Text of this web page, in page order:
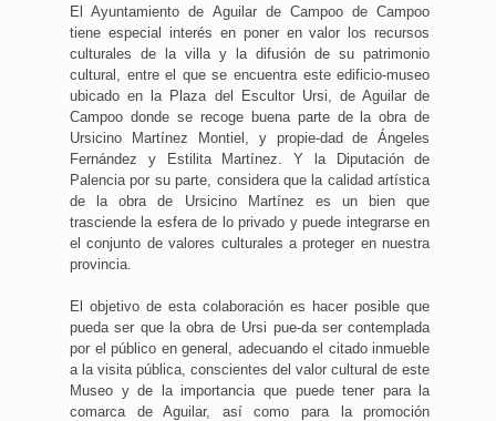
El Ayuntamiento de Aguilar de Campoo de Campoo
tiene especial interés en poner en valor los recursos
culturales de la villa y la difusión de su patrimonio
cultural, entre el que se encuentra este edificio-museo
ubicado en la Plaza del Escultor Ursi, de Aguilar de
Campoo donde se recoge buena parte de la obra de
Ursicino Martínez Montiel, y propie-dad de Ángeles
Fernández y Estilita Martínez. Y la Diputación de
Palencia por su parte, considera que la calidad artística
de la obra de Ursicino Martínez es un bien que
trasciende la esfera de lo privado y puede integrarse en
el conjunto de valores culturales a proteger en nuestra
provincia.
El objetivo de esta colaboración es hacer posible que
pueda ser que la obra de Ursi pue-da ser contemplada
por el público en general, adecuando el citado inmueble
a la visita pública, conscientes del valor cultural de este
Museo y de la importancia que puede tener para la
comarca de Aguilar, así como para la promoción